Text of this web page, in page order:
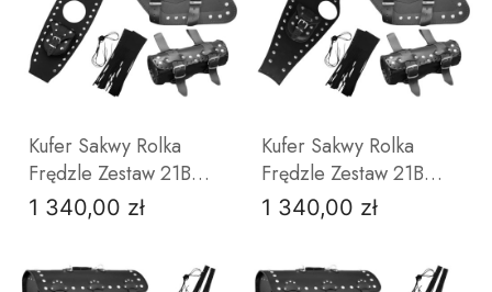
DO KOSZYKA DO KOSZYKA
Kufer Sakwy Rolka
Frędzle Zestaw 21B
JUNAK M11
Cena
1 340,00 zł
Kufer Sakwy Rolka
Frędzle Zestaw 21B
JUNAK M12
Cena
1 340,00 zł